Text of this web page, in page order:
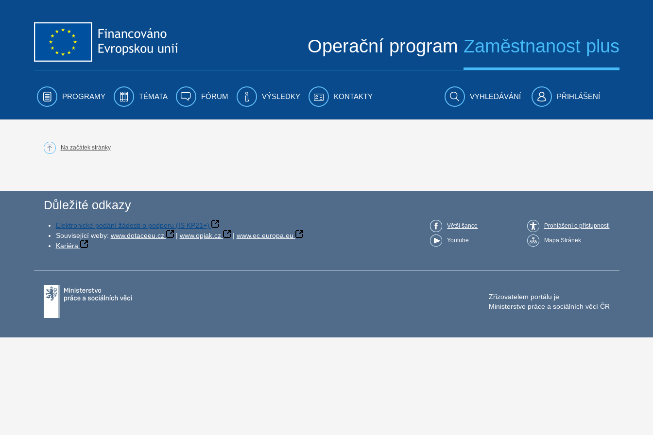
Operační program Zaměstnanost plus
PROGRAMY TÉMATA FÓRUM VÝSLEDKY KONTAKTY VYHLEDÁVÁNÍ PŘIHLÁŠENÍ
Na začátek stránky
Důležité odkazy
Elektronické podání žádosti o podporu (IS KP21+)
Související weby: www.dotaceeu.cz | www.opjak.cz | www.ec.europa.eu
Kariéra
Větší šance
Youtube
Prohlášení o přístupnosti
Mapa Stránek
Zřizovatelem portálu je
Ministerstvo práce a sociálních věcí ČR